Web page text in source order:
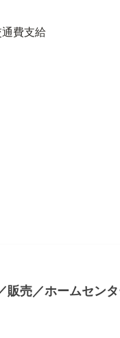
費支給
販売／ホームセン